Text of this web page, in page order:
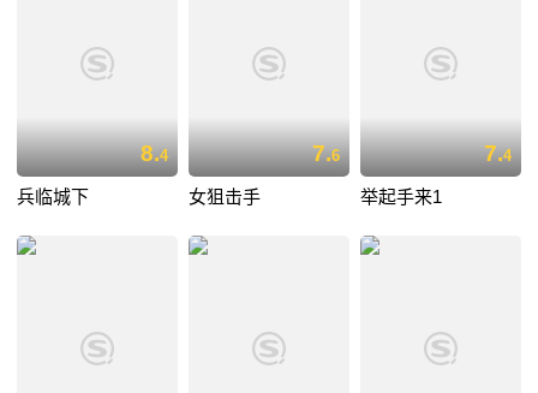
8.4
兵临城下
7.6
女狙击手
7.4
举起手来1